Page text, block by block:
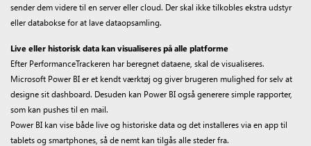
sender dem videre til en server eller cloud. Der skal ikke tilkobles ekstra udstyr
eller databokse for at lave dataopsamling.
Live eller historisk data kan visualiseres på alle platforme
Efter PerformanceTrackeren har beregnet dataene, skal de visualiseres.
Microsoft Power BI er et kendt værktøj og giver brugeren mulighed for selv at
designe sit dashboard. Desuden kan Power BI også generere simple rapporter,
som kan pushes til en mail.
Power BI kan vise både live og historiske data og det installeres via en app til
tablets og smartphones, så de nemt kan tilgås alle steder fra.